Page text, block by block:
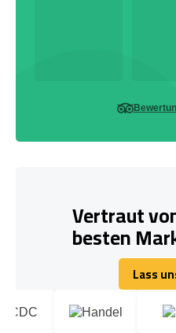
Vertraut
besten
Lass
Lass